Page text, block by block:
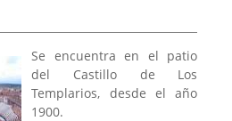
Se encuentra en el patio
del Castillo de Los
Templarios, desde el año
1900.